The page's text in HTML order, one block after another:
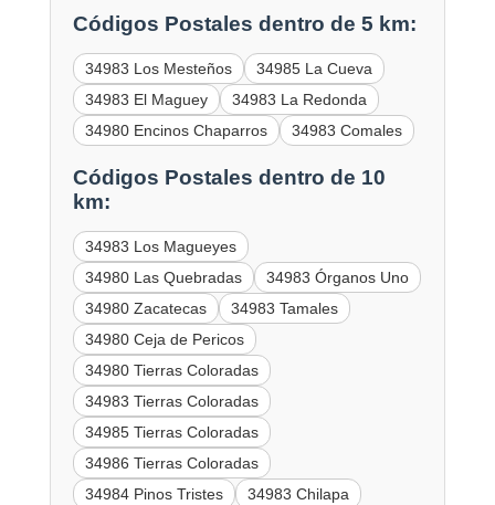
Códigos Postales dentro de 5 km:
34983 Los Mesteños
34985 La Cueva
34983 El Maguey
34983 La Redonda
34980 Encinos Chaparros
34983 Comales
Códigos Postales dentro de 10
km:
34983 Los Magueyes
34980 Las Quebradas
34983 Órganos Uno
34980 Zacatecas
34983 Tamales
34980 Ceja de Pericos
34980 Tierras Coloradas
34983 Tierras Coloradas
34985 Tierras Coloradas
34986 Tierras Coloradas
34984 Pinos Tristes
34983 Chilapa